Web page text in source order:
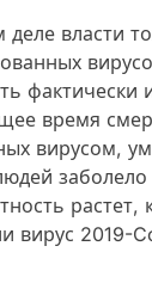
власти
фактически
время
вирусом,
заболело
вирус 2019-